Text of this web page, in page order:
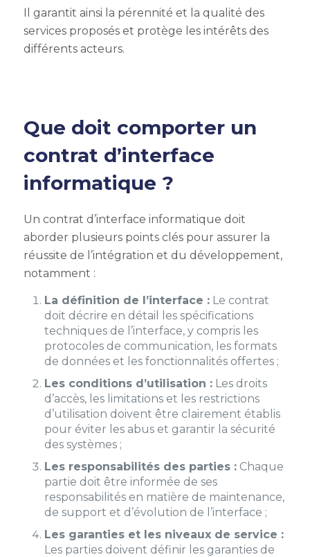
Il garantit ainsi la pérennité et la qualité des
services proposés et protège les intérêts des
différents acteurs.
Que doit comporter un
contrat d’interface
informatique ?
Un contrat d’interface informatique doit
aborder plusieurs points clés pour assurer la
réussite de l’intégration et du développement,
notamment :
La définition de l’interface :Le contrat
doit décrire en détail les spécifications
techniques de l’interface, y compris les
protocoles de communication, les formats
de données et les fonctionnalités offertes ;
Les conditions d’utilisation :Les droits
d’accès, les limitations et les restrictions
d’utilisation doivent être clairement établis
pour éviter les abus et garantir la sécurité
des systèmes ;
Les responsabilités des parties :Chaque
partie doit être informée de ses
responsabilités en matière de maintenance,
de support et d’évolution de l’interface ;
Les garanties et les niveaux de service :
Les parties doivent définir les garanties de